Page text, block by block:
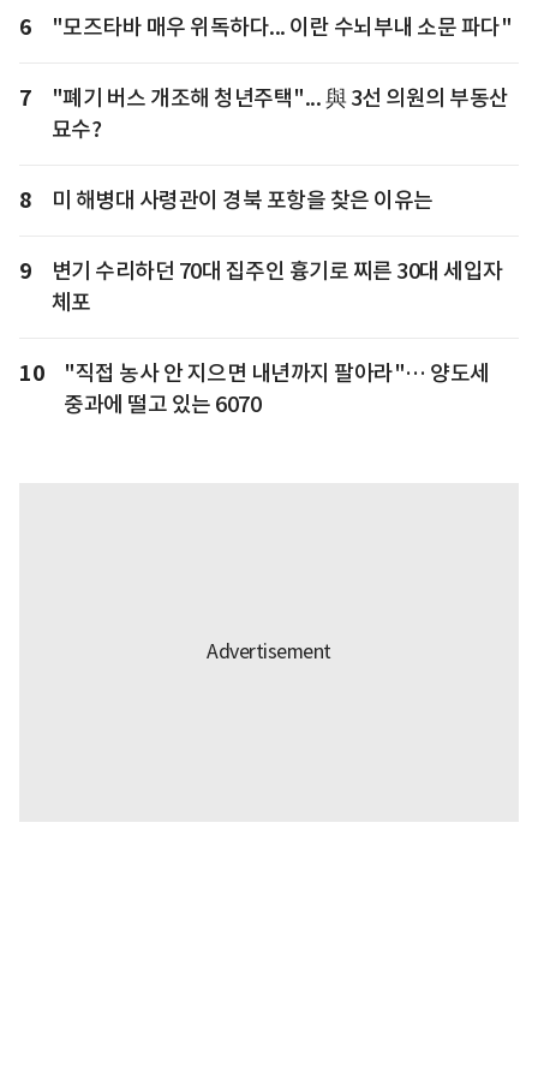
6 "모즈타바 매우 위독하다... 이란 수뇌부내 소문 파다"
7
"폐기 버스 개조해 청년주택"... 與 3선 의원의 부동산
묘수?
8 미 해병대 사령관이 경북 포항을 찾은 이유는
9
변기 수리하던 70대 집주인 흉기로 찌른 30대 세입자
체포
10
"직접 농사 안 지으면 내년까지 팔아라"… 양도세
중과에 떨고 있는 6070